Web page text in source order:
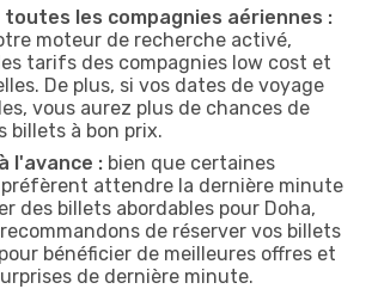
toutes les compagnies aériennes :
moteur de recherche activé,
tarifs des compagnies low cost et
De plus, si vos dates de voyage
vous aurez plus de chances de
billets à bon prix.
l'avance : bien que certaines
préfèrent attendre la dernière minute
des billets abordables pour Doha,
de réserver vos billets
bénéficier de meilleures offres et
de dernière minute.